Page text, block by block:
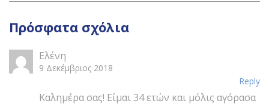
Πρόσφατα σχόλια
Ελένη
9 Δεκέμβριος 2018
Reply
Καλημέρα σας! Είμαι 34 ετών και μόλις αγόρασα